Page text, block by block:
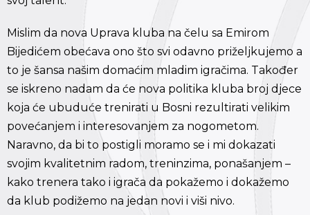
Mislim da nova Uprava kluba na čelu sa Emirom
Bijedićem obećava ono što svi odavno priželjkujemo a
to je šansa našim domaćim mladim igračima. Također
se iskreno nadam da će nova politika kluba broj djece
koja će ubuduće trenirati u Bosni rezultirati velikim
povećanjem i interesovanjem za nogometom.
Naravno, da bi to postigli moramo se i mi dokazati
svojim kvalitetnim radom, treninzima, ponašanjem –
kako trenera tako i igrača da pokažemo i dokažemo
da klub podižemo na jedan novi i viši nivo.